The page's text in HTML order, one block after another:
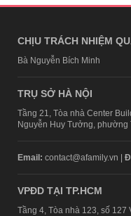
CHỊU TRÁCH NHIỆM
Bà Nguyễn Bích Minh
TRỤ SỞ HÀ NỘI
Tầng 21, Tòa nhà Center
Nguyễn Huy Tưởng, phường
Email: contact@afamily.vn |
VPĐD TẠI TP.HCM
Tầng 4, Tòa nhà 123, số 127